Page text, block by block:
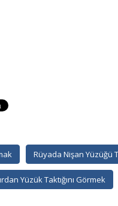
Rüyada Nişan Yüzüğü
Yüzük Taktığını Görmek